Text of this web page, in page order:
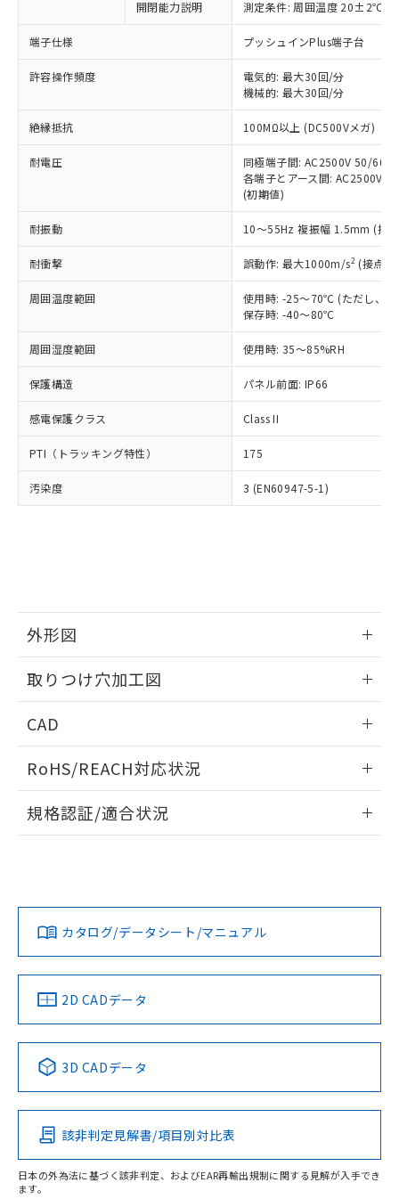
開閉能力説明 測定条件: 周囲温度 20±2℃、
端子仕様 プッシュインPlus端子台
許容操作頻度
電気的: 最大30回/分
機械的: 最大30回/分
絶縁抵抗 100MΩ以上 (DC500Vメガ)
耐電圧
同極端子間: AC2500V 50/
各端子とアース間: AC2500V
(初期値)
耐振動 10～55Hz 複振幅 1.5mm (接
耐衝撃 誤動作: 最大1000m/s2 (接点
周囲温度範囲
使用時: -25～70℃ (ただし、氷
保存時: -40～80℃
周囲湿度範囲 使用時: 35～85%RH
保護構造 パネル前面: IP66
感電保護クラス Class II
PTI（トラッキング特性） 175
汚染度 3 (EN60947-5-1)
外形図
取りつけ穴加工図
CAD
ドすることができます。
ログイン/会員登録
ダウンロードデータをご利用いただく前に、以下を必ずお読
みください。
ソフトウェアの使用条件
RoHS/REACH対応状況
EU RoHS 注意事項・凡例
対応済み
中国 RoHS 注意事項・凡例
Pb Hg Cd Cr(VI)
O
規格認証/適合状況
カタログ/データシート/マニュアル
2D CADデータ
3D CADデータ
該非判定見解書/項目別対比表
日本の外為法に基づく該非判定、およびEAR再輸出規制に関する見解が入手でき
ます。
以下の条件をお読みいただき、同意のうえ
ご利用ください。
本サービスは、当社制御機器事業取扱
商品の当社在庫状況および標準価格
(税抜)を提供させていただくもので
当社制御機器事業取扱商品の中には、
本サービスの対象外となる商品もある
ことをご了承ください。
在庫状況および標準価格照会結果は、
記載している更新日時点での社内デー
タに基づき作成されるものであり、閲
覧された時点での実際の在庫および標
準価格とは異なる場合があることをご
正式な納期状況および標準価格はお客
様のお取引先、またはお客様担当のオ
ムロン制御機器販売店・当社販売員に
オムロン制御機器販売店や当社販売拠
点は「
販売ネットワーク
」をご確認
在庫状況および標準価格結果を当社の
事前の承諾なく第三者に漏洩または開
示しないようお願いします。
マイパーツ機能（部品リスト作成サー
および当社の共同利用者が、当社の製
引・商談に必要な範囲で利用すること
をご了承ください。
※当社の共同利用者とは、
指します。
対応予定なし：EU RoHS指令（10物質）の
非含有に非対応の商品で、対応品を出す予
定はありません。
非含有の対応状況を調査中または確認中の
非該当品：ライセンス料など無形物で、有
害物質有無と関係のない商品です。
仕入先様の事情により、非含有部品として
いたものが、含有品と判明した場合などや
むを得ず変更することがあります。
鉛(Pb) 1000ppm以下、 水銀(Hg) 1000ppm以下、 カド
(PBDE) 1000ppm以下、フタル酸ビス(2-エチルヘキシ
ル) (DEHP)(別名：DOP) 1000ppm以下、フタル酸ブチ
ルベンジル（BBP） 1000ppm以下、フタル酸ジブチル
（DBP） 1000ppm以下、フタル酸ジイソブチル
(DIBP) 1000ppm以下
但し、RoHS指令で産業用監視および制御機器に対する
適用除外項目は除く。
※2 対応予定月
部品在庫の切り替え状況などにより、予定
下記の非含有証明書をダウンロードするこ
とができます。
EU RoHS指令（10物質）の非含有証明書
51物質の非含有証明書（当社基準）
るもので、過去に遡って非含有を証明する
ものではありません。
また、RoHS指令のフタル酸エステル類４
荷製品に未対応品が混在することから備考
欄に対応日を記載しておりました。
す。
※1 中国RoHS○×表
「○」：最大均質材料含有率が中国RoHSの
基準値以下であることを示します。
「×」：最大均質材料含有率が中国RoHSの
基準値を超えていることを示します。
「－」：未確認です。当社販売部門へお問
*中国RoHS10物質の基準値 (GB/T26572)：
Pb(鉛) :1000ppm、 Hg(水銀) : 1000ppm、 Cd(カドミウ
Cr(Ⅵ)(六価クロム) : 1000ppm、 PBBs(ポリ臭化ビフェ
ニル類) : 1000ppm、 PBDEs(ポリ臭化ジフェニルエーテ
DBP(フタル酸ジブチル) : 1000ppm、 DIBP(フタル酸ジ
イソブチル) : 1000ppm、 BBP(フタル酸ブチルベンジ
ル) : 1000ppm、
DEHP(フタル酸ビス(2-エチルヘキシル)) : 1000ppm
※2 環境保護使用期限
「ｅ」：有害物質（10物質）のすべてが基
「10」：通常の使用状況下において有害物
当社は、これら貴社製品のうち、外国
為替および外国貿易法に定める商品
または国外への提供する場合は、日本
国政府の輸出許可(または役務取引許
当社は規制貨物を破棄する場合は、完
全に破砕するなど、違法に輸出されな
いよう必要な手段を講じます。
当社は貴社製品を、核兵器、ミサイ
ル、化学兵器、生物兵器またはその他
武器並びにこれらの製造装置等に一切
使用いたしません。
当社は、貴社製品を第三者に販売する
場合は、上記1、2および3の内容を当
該第三者に通知します。また当社は、
販売先および販売に係わる関係者が違
○ 一定数以上の在庫あり
△ 一定数には満たないが在庫あり
在庫なし(最新の在庫状況につ
たはお客様担当のオムロン制御
機器販売店・当社販売員にご確
空
受注生産機種、また在庫状況の